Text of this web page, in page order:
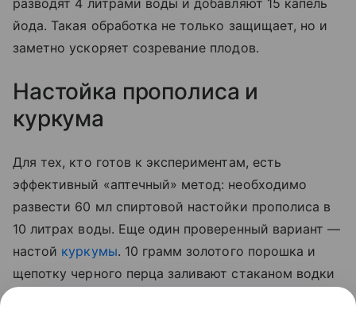
разводят 4 литрами воды и добавляют 15 капель
йода. Такая обработка не только защищает, но и
заметно ускоряет созревание плодов.
Настойка прополиса и
куркума
Для тех, кто готов к экспериментам, есть
эффективный «аптечный» метод: необходимо
развести 60 мл спиртовой настойки прополиса в
10 литрах воды. Еще один проверенный вариант —
настой куркумы. 10 грамм золотого порошка и
щепотку черного перца заливают стаканом водки